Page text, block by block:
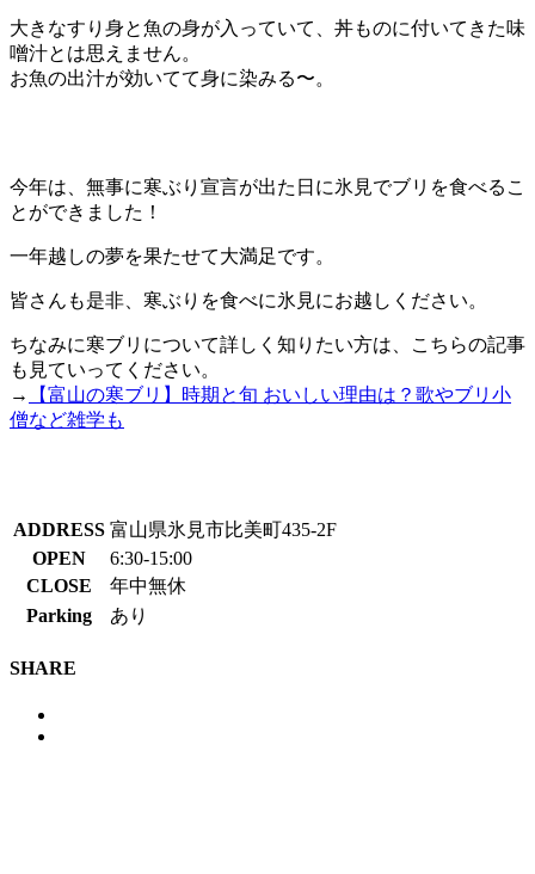
大きなすり身と魚の身が入っていて、丼ものに付いてきた味
噌汁とは思えません。
お魚の出汁が効いてて身に染みる〜。
今年は、無事に寒ぶり宣言が出た日に氷見でブリを食べるこ
とができました！
一年越しの夢を果たせて大満足です。
皆さんも是非、寒ぶりを食べに氷見にお越しください。
ちなみに寒ブリについて詳しく知りたい方は、こちらの記事
も見ていってください。
→
【富山の寒ブリ】時期と旬 おいしい理由は？歌やブリ小
僧など雑学も
ADDRESS 富山県氷見市比美町435-2F
OPEN
6:30-15:00
CLOSE
年中無休
Parking
あり
SHARE